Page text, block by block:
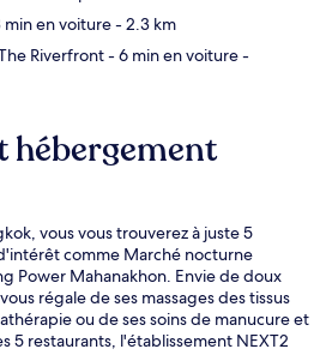
min en voiture- 2.3 km
Riverfront- 6 min en voiture-
hébergement
vous vous trouverez à juste 5
comme Marché nocturne
Power Mahanakhon. Envie de doux
régale de ses massages des tissus
ou de ses soins de manucure et
5 restaurants, l'établissement NEXT2